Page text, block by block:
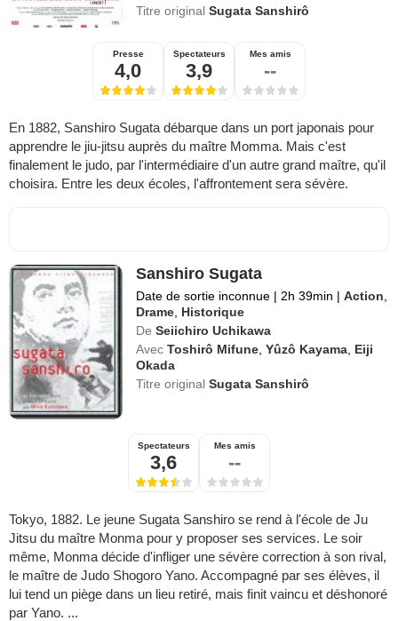
Titre originalSugata Sanshirô
Presse
4,0
Spectateurs
3,9
Mes amis
--
En 1882, Sanshiro Sugata débarque dans un port japonais pour
apprendre le jiu-jitsu auprès du maître Momma. Mais c'est
finalement le judo, par l'intermédiaire d'un autre grand maître, qu'il
choisira. Entre les deux écoles, l'affrontement sera sévère.
Sanshiro Sugata
Date de sortie inconnue | 2h 39min | Action
Drame Historique
De Seiichiro Uchikawa
Avec Toshirô Mifune ,Yûzô Kayama Eiji
Okada
Titre originalSugata Sanshirô
Spectateurs
3,6
Mes amis
--
Tokyo, 1882. Le jeune Sugata Sanshiro se rend à l'école de Ju
Jitsu du maître Monma pour y proposer ses services. Le soir
même, Monma décide d'infliger une sévère correction à son rival,
le maître de Judo Shogoro Yano. Accompagné par ses élèves, il
lui tend un piège dans un lieu retiré, mais finit vaincu et déshonoré
par Yano. ...